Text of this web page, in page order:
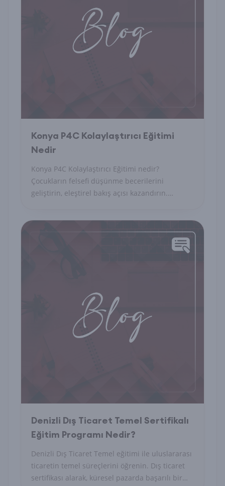
Konya P4C Kolaylaştırıcı Eğitimi
Nedir
Konya P4C Kolaylaştırıcı Eğitimi nedir?
Çocukların felsefi düşünme becerilerini
geliştirin, eleştirel bakış açısı kazandırın.
Denizli Dış Ticaret Temel Sertifikalı
Eğitim Programı Nedir?
Denizli Dış Ticaret Temel eğitimi ile uluslararası
ticaretin temel süreçlerini öğrenin. Dış ticaret
sertifikası alarak, küresel pazarda başarılı bir